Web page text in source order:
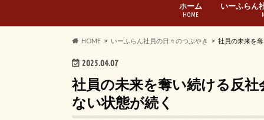
ホーム
HOME
いーふらん
HOME いーふらん社員の日々のつぶやき 社員の未来を
2025.04.07
社員の未来を奪い続ける反
ない状態が続く